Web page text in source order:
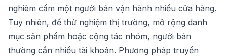
nghiêm cấm một người bán vận hành nhiều cửa hàng.
Tuy nhiên, để thử nghiệm thị trường, mở rộng danh
mục sản phẩm hoặc cộng tác nhóm, người bán
thường cần nhiều tài khoản. Phương pháp truyền